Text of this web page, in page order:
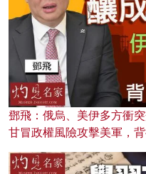
鄧飛：俄烏、美伊多方衝
甘冒政權風險攻擊美軍，